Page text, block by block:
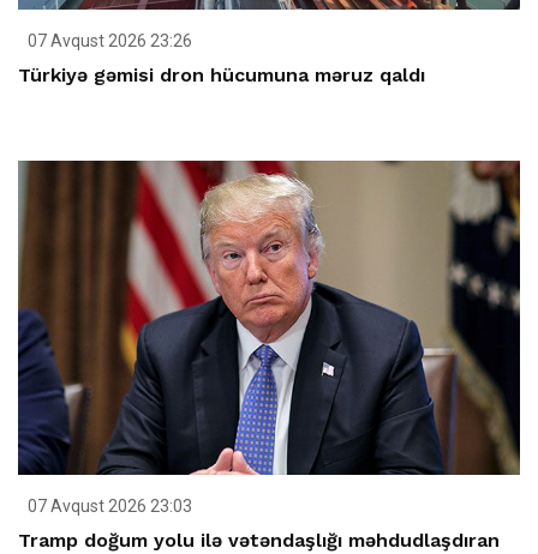
07 Avqust 2026 23:26
Türkiyə gəmisi dron hücumuna məruz qaldı
07 Avqust 2026 23:03
Tramp doğum yolu ilə vətəndaşlığı məhdudlaşdıran